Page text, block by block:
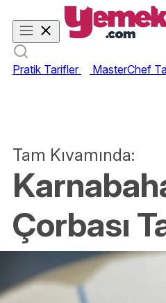
Pratik Tarifler MasterChef
Tam Kıvamında:
Çorbası